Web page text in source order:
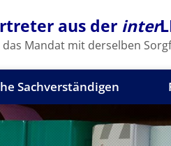
aus der inter
Mandat mit derselben
Sachverständigen